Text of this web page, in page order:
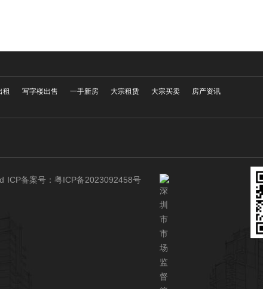
租 写字楼出售 一手新房 大宗租赁 大宗买卖 房产资讯
ICP备案号： 粤ICP备2023092458号